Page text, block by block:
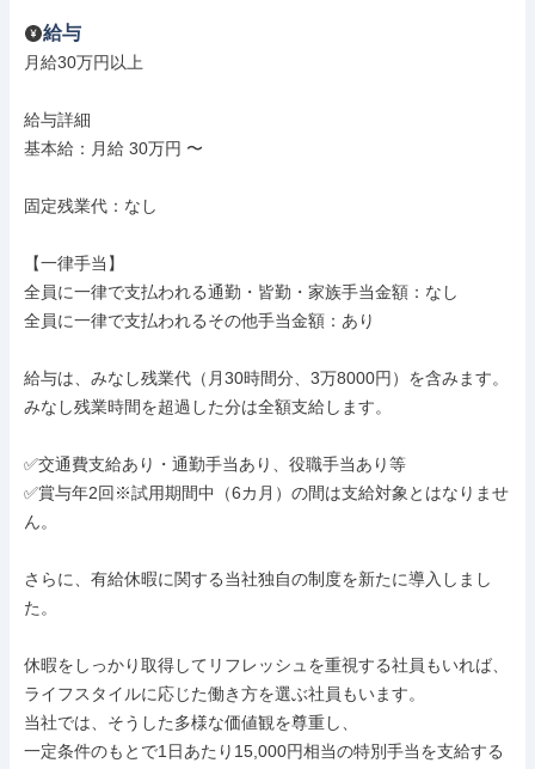
給与
月給30万円以上
給与詳細
基本給：月給 30万円 〜
固定残業代：なし
【一律手当】
全員に一律で支払われる通勤・皆勤・家族手当金額：なし
全員に一律で支払われるその他手当金額：あり
給与は、みなし残業代（月30時間分、3万8000円）を含みます。
みなし残業時間を超過した分は全額支給します。
✅交通費支給あり・通勤手当あり、役職手当あり等
✅賞与年2回※試用期間中（6カ月）の間は支給対象とはなりませ
ん。
さらに、有給休暇に関する当社独自の制度を新たに導入しまし
た。
休暇をしっかり取得してリフレッシュを重視する社員もいれば、
ライフスタイルに応じた働き方を選ぶ社員もいます。
当社では、そうした多様な価値観を尊重し、
一定条件のもとで1日あたり15,000円相当の特別手当を支給する